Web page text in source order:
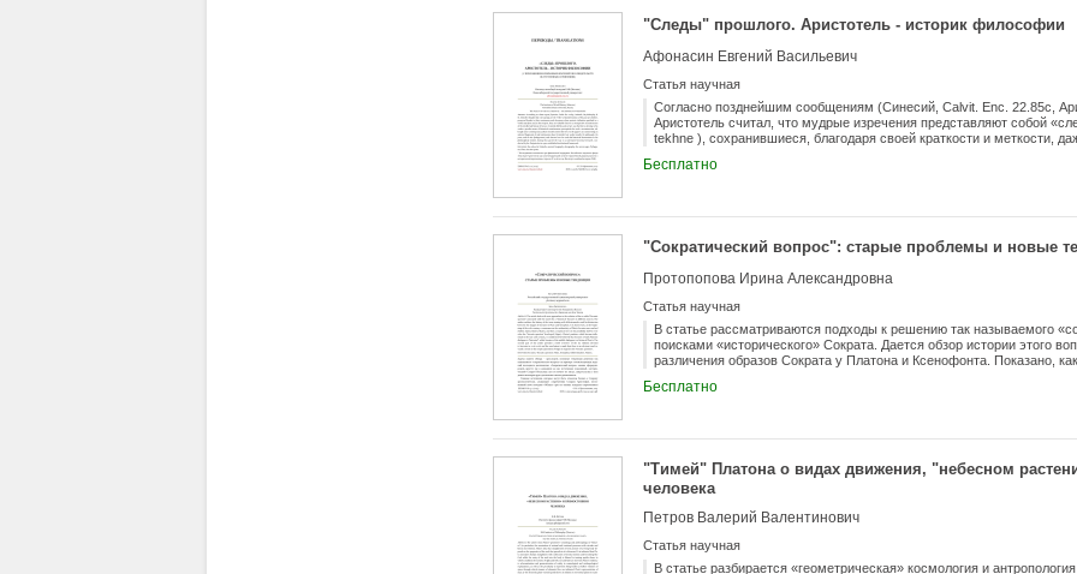
"Следы" прошлого. Аристотель - историк философии
Афонасин Евгений Васильевич
Статья научная
Согласно позднейшим сообщениям (Синесий, Calvit. Enc. 22.85c,
Аристотель считал, что мудрые изречения представляют собой
tekhne ), сохранившиеся, благодаря своей краткости и меткости,
важные указатели, позволяющие ретроспективно
утверждением. Статья дополнена переводом избранных
статье и комментариях я предлагаю ряд наблюдений, позволяющих
историографическим исследованиям, впоследствии предпринятых
Бесплатно
"Сократический вопрос": старые проблемы и новые
Протопопова Ирина Александровна
Статья научная
В статье рассматриваются подходы к решению так называемого
поисками «исторического» Сократа. Дается обзор истории этого
различения образов Сократа у Платона и Ксенофонта. Показано,
скептический взгляд на возможость принципиального решения
краткий обзор шести изданий, посвященных Сократу за период
Жигона.
Бесплатно
"Тимей" Платона о видах движения, "небесном
человека
Петров Валерий Валентинович
Статья научная
В статье разбирается «геометрическая» космология и